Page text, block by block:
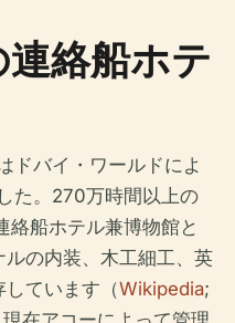
絡船ホテ
ドバイ・ワールドによ
た。270万時間以上の
絡船ホテル兼博物館と
の内装、木工細工、英
ています（Wikipedia;